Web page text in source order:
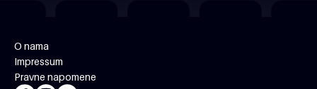
O nama
Impressum
Pravne napomene